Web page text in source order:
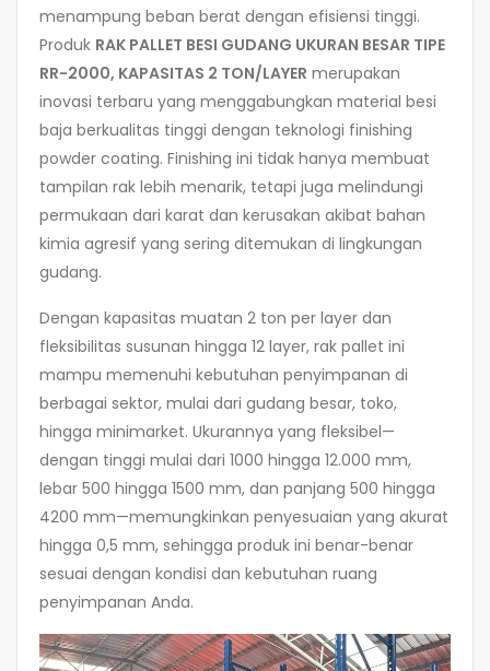
menampung beban berat dengan efisiensi tinggi.
Produk RAK PALLET BESI GUDANG UKURAN BESAR TIPE
RR-2000, KAPASITAS 2 TON/LAYER merupakan
inovasi terbaru yang menggabungkan material besi
baja berkualitas tinggi dengan teknologi finishing
powder coating. Finishing ini tidak hanya membuat
tampilan rak lebih menarik, tetapi juga melindungi
permukaan dari karat dan kerusakan akibat bahan
kimia agresif yang sering ditemukan di lingkungan
gudang.
Dengan kapasitas muatan 2 ton per layer dan
fleksibilitas susunan hingga 12 layer, rak pallet ini
mampu memenuhi kebutuhan penyimpanan di
berbagai sektor, mulai dari gudang besar, toko,
hingga minimarket. Ukurannya yang fleksibel—
dengan tinggi mulai dari 1000 hingga 12.000 mm,
lebar 500 hingga 1500 mm, dan panjang 500 hingga
4200 mm—memungkinkan penyesuaian yang akurat
hingga 0,5 mm, sehingga produk ini benar-benar
sesuai dengan kondisi dan kebutuhan ruang
penyimpanan Anda.